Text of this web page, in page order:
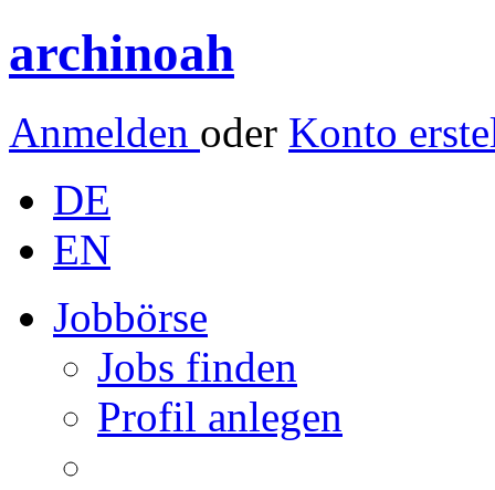
archinoah
Anmelden oder Konto
DE
EN
Jobbörse
Jobs finden
Profil anlegen